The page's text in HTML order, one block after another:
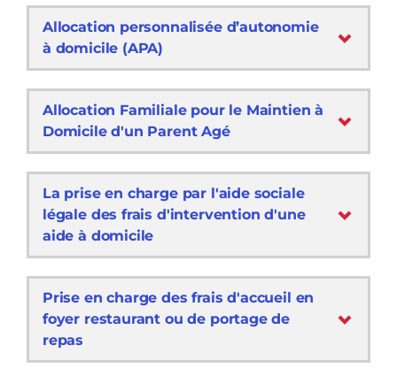
Allocation personnalisée d’autonomie
à domicile (APA)
Allocation Familiale pour le Maintien à
Domicile d'un Parent Agé
La prise en charge par l'aide sociale
légale des frais d'intervention d'une
aide à domicile
Prise en charge des frais d'accueil en
foyer restaurant ou de portage de
repas